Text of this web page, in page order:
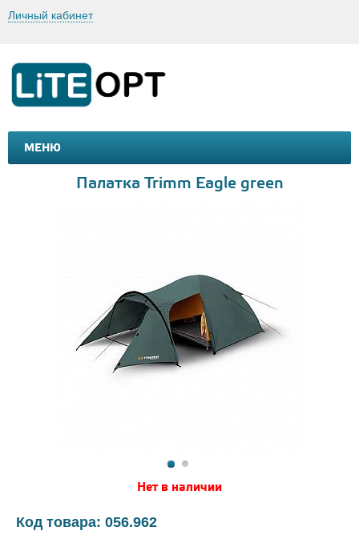
Личный кабинет
МЕНЮ
МАШИНКИ И МОТОЦИКЛЫ
Палатка Trimm Eagle green
Нет в наличии
Код товара: 056.962